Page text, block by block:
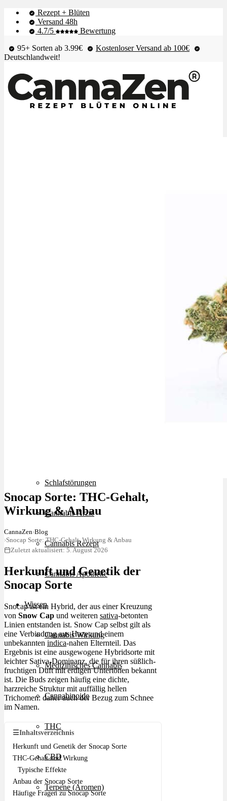
Rezept + Blüten
Versand 48h
4.7/5
Bewertung
95+ Sorten ab 3.99€
Kostenloser Versand ab 100€
Deutschlandweit!
Schlafstörungen
Cannabis Ärzte
Cannabis Rezept
Cannabis Apotheke
Wissen
Cannabis Wirkung
Medizinisches Cannabis
Cannabinoide
THC
CBD
Terpene (Aromen)
Snocap Sorte: THC-Gehalt,
Wirkung & Anbau
CannaZen›Blog
›Snocap Sorte: THC-Gehalt, Wirkung & Anbau
Zuletzt aktualisiert: 5. August 2026
Herkunft und Genetik der
Snocap Sorte
Snocap ist ein Hybrid, der aus einer Kreuzung
von Snow Cap und weiteren sativa-betonten
Linien entstanden ist. Snow Cap selbst gilt als
eine Verbindung aus Haze und einem
unbekannten indica-nahen Elternteil. Das
Ergebnis ist eine ausgewogene Hybridsorte mit
leichter Sativa-Dominanz, die für ihren süßlich-
fruchtigen Duft mit erdigen Untertönen bekannt
ist. Die Buds zeigen häufig eine dichte,
harzreiche Struktur mit auffällig hellen
Trichomen: daher auch der Bezug zum Schnee
im Namen.
☰Inhaltsverzeichnis
Herkunft und Genetik der Snocap Sorte
THC-Gehalt und Wirkung
Typische Effekte
Anbau der Snocap Sorte
Häufige Fragen zu Snocap Sorte